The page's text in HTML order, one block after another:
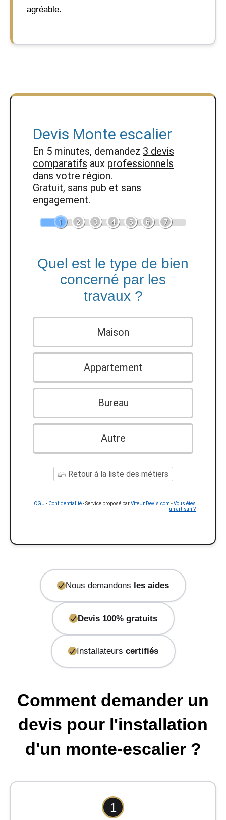
agréable.
Devis Monte escalier
En 5 minutes, demandez 3 devis
comparatifs aux professionnels
dans votre région.
Gratuit, sans pub et sans
engagement.
1 2 3 4 5 6 7
Quel est le type de bien
concerné par les
travaux ?
Maison
Appartement
Bureau
Autre
Retour à la liste des métiers
CGU - Confidentialité- Service proposé parViteUnDevis.com -Vous êtes
un artisan ?
Nous demandons les aides
Devis 100% gratuits
Installateurs certifiés
Comment demander un
devis pour l'installation
d'un monte-escalier ?
1